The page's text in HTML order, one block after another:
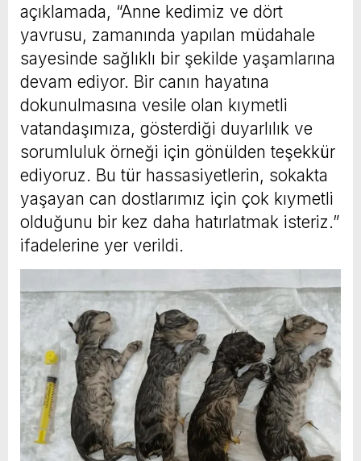
açıklamada, “Anne kedimiz ve dört
yavrusu, zamanında yapılan müdahale
sayesinde sağlıklı bir şekilde yaşamlarına
devam ediyor. Bir canın hayatına
dokunulmasına vesile olan kıymetli
vatandaşımıza, gösterdiği duyarlılık ve
sorumluluk örneği için gönülden teşekkür
ediyoruz. Bu tür hassasiyetlerin, sokakta
yaşayan can dostlarımız için çok kıymetli
olduğunu bir kez daha hatırlatmak isteriz.”
ifadelerine yer verildi.